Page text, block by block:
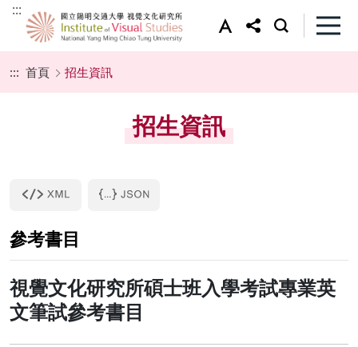
:::
::: 首頁 招生資訊
招生資訊
參考書目
視覺文化研究所碩士班入學考試專業英
文筆試參考書目